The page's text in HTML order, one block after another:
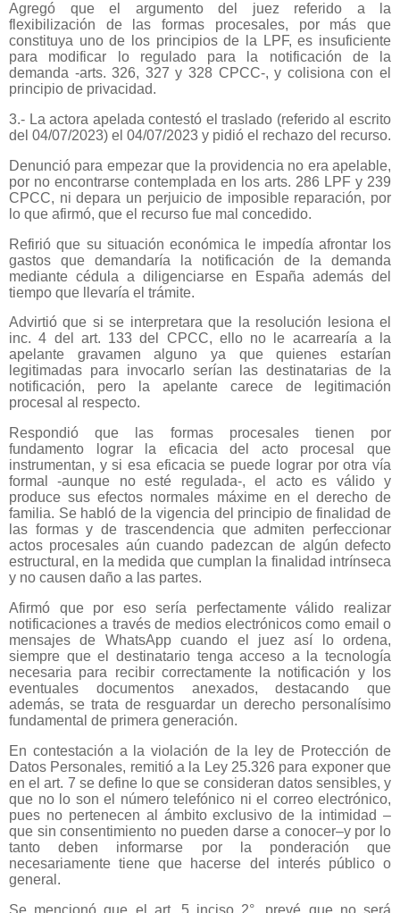
Agregó que el argumento del juez referido a la
flexibilización de las formas procesales, por más que
constituya uno de los principios de la LPF, es insuficiente
para modificar lo regulado para la notificación de la
demanda -arts. 326, 327 y 328 CPCC-, y colisiona con el
principio de privacidad.
3.- La actora apelada contestó el traslado (referido al escrito
del 04/07/2023) el 04/07/2023 y pidió el rechazo del recurso.
Denunció para empezar que la providencia no era apelable,
por no encontrarse contemplada en los arts. 286 LPF y 239
CPCC, ni depara un perjuicio de imposible reparación, por
lo que afirmó, que el recurso fue mal concedido.
Refirió que su situación económica le impedía afrontar los
gastos que demandaría la notificación de la demanda
mediante cédula a diligenciarse en España además del
tiempo que llevaría el trámite.
Advirtió que si se interpretara que la resolución lesiona el
inc. 4 del art. 133 del CPCC, ello no le acarrearía a la
apelante gravamen alguno ya que quienes estarían
legitimadas para invocarlo serían las destinatarias de la
notificación, pero la apelante carece de legitimación
procesal al respecto.
Respondió que las formas procesales tienen por
fundamento lograr la eficacia del acto procesal que
instrumentan, y si esa eficacia se puede lograr por otra vía
formal -aunque no esté regulada-, el acto es válido y
produce sus efectos normales máxime en el derecho de
familia. Se habló de la vigencia del principio de finalidad de
las formas y de trascendencia que admiten perfeccionar
actos procesales aún cuando padezcan de algún defecto
estructural, en la medida que cumplan la finalidad intrínseca
y no causen daño a las partes.
Afirmó que por eso sería perfectamente válido realizar
notificaciones a través de medios electrónicos como email o
mensajes de WhatsApp cuando el juez así lo ordena,
siempre que el destinatario tenga acceso a la tecnología
necesaria para recibir correctamente la notificación y los
eventuales documentos anexados, destacando que
además, se trata de resguardar un derecho personalísimo
fundamental de primera generación.
En contestación a la violación de la ley de Protección de
Datos Personales, remitió a la Ley 25.326 para exponer que
en el art. 7 se define lo que se consideran datos sensibles, y
que no lo son el número telefónico ni el correo electrónico,
pues no pertenecen al ámbito exclusivo de la intimidad –
que sin consentimiento no pueden darse a conocer–y por lo
tanto deben informarse por la ponderación que
necesariamente tiene que hacerse del interés público o
general.
Se mencionó que el art. 5 inciso 2°, prevé que no será